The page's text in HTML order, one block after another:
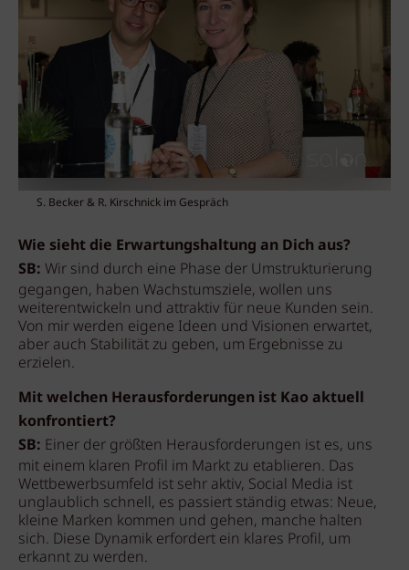
S. Becker & R. Kirschnick im Gespräch
Wie sieht die Erwartungshaltung an Dich aus?
SB: Wir sind durch eine Phase der Umstrukturierung
gegangen, haben Wachstumsziele, wollen uns
weiterentwickeln und attraktiv für neue Kunden sein.
Von mir werden eigene Ideen und Visionen erwartet,
aber auch Stabilität zu geben, um Ergebnisse zu
erzielen.
Mit welchen Herausforderungen ist Kao aktuell
konfrontiert?
SB: Einer der größten Herausforderungen ist es, uns
mit einem klaren Profil im Markt zu etablieren. Das
Wettbewerbsumfeld ist sehr aktiv, Social Media ist
unglaublich schnell, es passiert ständig etwas: Neue,
kleine Marken kommen und gehen, manche halten
sich. Diese Dynamik erfordert ein klares Profil, um
erkannt zu werden.